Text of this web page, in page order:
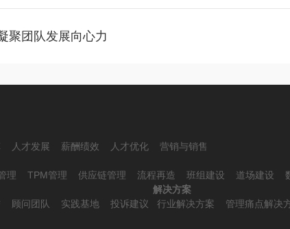
聚团队发展向心力
人才发展 薪酬绩效 人才优化
营销与销售
理 TPM管理 供应链管理 流程再造 班组建设 道场建设
顾问团队 实践基地 投诉建议
解决方案
行业解决方案
管理痛点解决